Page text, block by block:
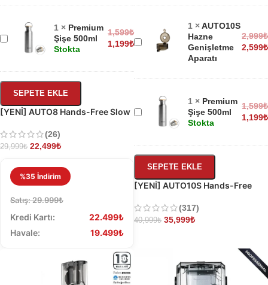
Premium
1 × Premium
Şişe 500ml
Stokta
1,599₺
1,199₺
SEPETE EKLE
[YENİ] AUTO8 Hands-Free Slow
(26)
29,999₺ 22,499₺
%35 İndirim
Satış: 29.999₺
Kredi Kartı:
22.499₺
Havale:
19.499₺
AUTO10S
Hazne
1 ×AUTO10S
Hazne
Genişletme
Aparatı
2,999₺
2,599₺
Premium
1 × Premium
Şişe 500ml
Stokta
1,599₺
1,199₺
SEPETE EKLE
[YENİ] AUTO10S Hands-Free
(317)
40,999₺ 35,999₺